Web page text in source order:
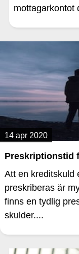
mottagarkontot
14 apr 2020
Preskriptionstid
Att en kreditskuld
preskriberas är
finns en tydlig
skulder....